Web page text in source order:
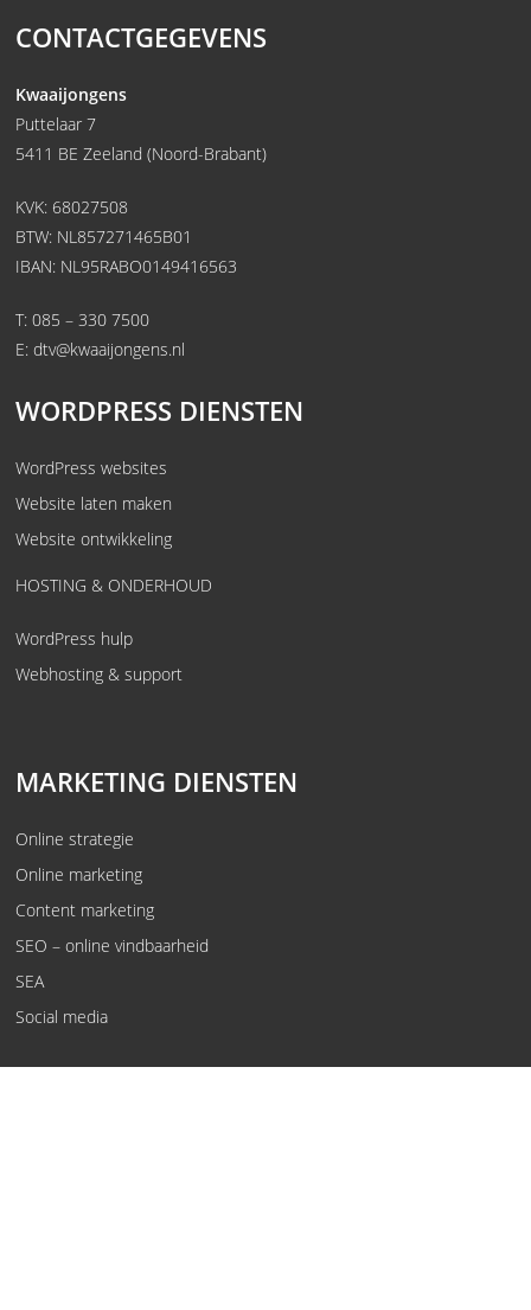
CONTACTGEGEVENS
Kwaaijongens
Puttelaar 7
5411 BE Zeeland (Noord-Brabant)
KVK: 68027508
BTW: NL857271465B01
IBAN: NL95RABO0149416563
T:085 – 330 7500
E:dtv@kwaaijongens.nl
WORDPRESS DIENSTEN
WordPress websites
Website laten maken
Website ontwikkeling
HOSTING & ONDERHOUD
WordPress hulp
Webhosting & support
MARKETING DIENSTEN
Online strategie
Online marketing
Content marketing
SEO – online vindbaarheid
SEA
Social media